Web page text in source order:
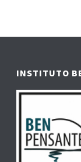
INSTITUTO